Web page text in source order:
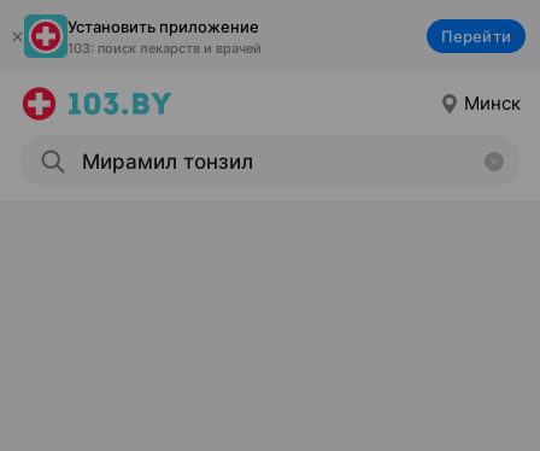
Установить приложение
103: поиск лекарств и врачей
Перейти
Минск